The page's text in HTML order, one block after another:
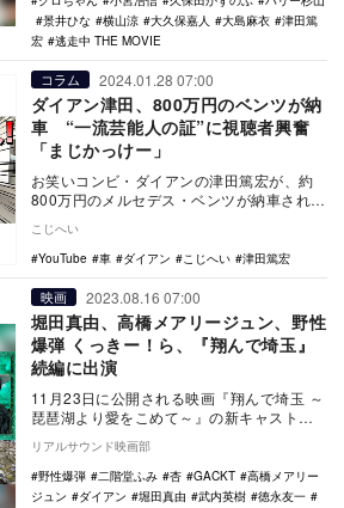
景井ひな
横山涼 大久保嘉人 大島麻衣
津田篤
宏
逃走中 THE MOVIE
コラム 2024.01.28 07:00
ダイアン津田、800万円のベンツが納
車 “一流芸能人の証”に視聴者興奮
「まじかっけー」
お笑いコンビ・ダイアンの津田篤宏が、約
800万円のメルセデス・ベンツが納車された
こじへい
YouTube
車 ダイアン こじへい 津田篤宏
映画 2023.08.16 07:00
堀田真由、高橋メアリージュン、野性
爆弾 くっきー！ら、『翔んで埼玉』
続編に出演
11月23日に公開される映画『翔んで埼玉 ～
琵琶湖より愛をこめて～』の新キャストと
して、堀田真由、くっきー！（野性爆
弾）、高橋メ…
リアルサウンド映画部
野性爆弾
二階堂ふみ 杏 GACKT
高橋メアリー
ジュン
ダイアン 堀田真由 武内英樹
徳永友一